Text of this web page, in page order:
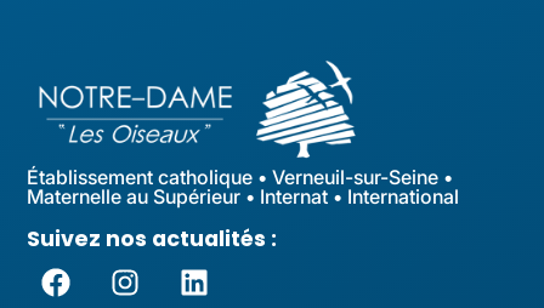
Établissement catholique • Verneuil-sur-Seine •
Maternelle au Supérieur • Internat • International
Suivez nos actualités :